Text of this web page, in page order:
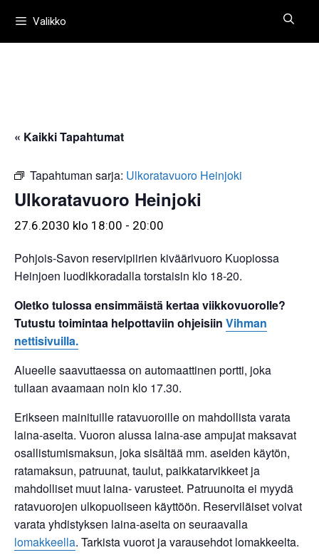
sisältöönValikko
« Kaikki Tapahtumat
Tapahtuman sarja: Ulkoratavuoro Heinjoki
Ulkoratavuoro Heinjoki
27.6.2030 klo 18:00 - 20:00
Pohjois-Savon reservipiirien kiväärivuoro Kuopiossa
Heinjoen luodikkoradalla torstaisin klo 18-20.
Oletko tulossa ensimmäistä kertaa viikkovuorolle?
Tutustu toimintaa helpottaviin ohjeisiin Vihman
nettisivuilla.
Alueelle saavuttaessa on automaattinen portti, joka
tullaan avaamaan noin klo 17.30.
Erikseen mainituille ratavuoroille on mahdollista varata
laina-aseita. Vuoron alussa laina-ase ampujat maksavat
osallistumismaksun, joka sisältää mm. aseiden käytön,
ratamaksun, patruunat, taulut, paikkatarvikkeet ja
mahdolliset muut laina- varusteet. Patruunoita ei myydä
ratavuorojen ulkopuoliseen käyttöön. Reserviläiset voivat
varata yhdistyksen laina-aseita on seuraavalla
lomakkeella. Tarkista vuorot ja varausehdot lomakkeelta.